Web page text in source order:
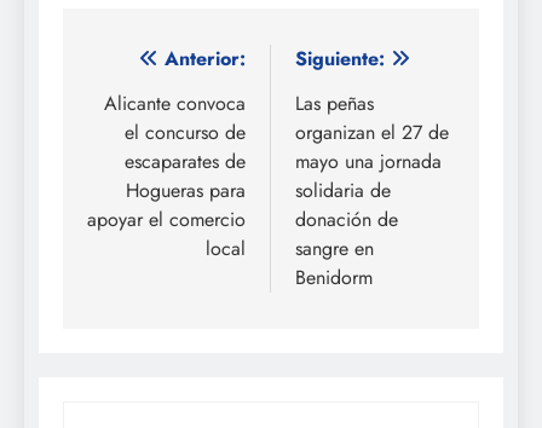
Navegación
de
entradas
Anterior:
Alicante convoca
el concurso de
escaparates de
Hogueras para
apoyar el comercio
local
Siguiente:
Las peñas
organizan el 27 de
mayo una jornada
solidaria de
donación de
sangre en
Benidorm